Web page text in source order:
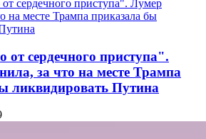
от сердечного приступа".
за что на месте Трампа
ликвидировать Путина